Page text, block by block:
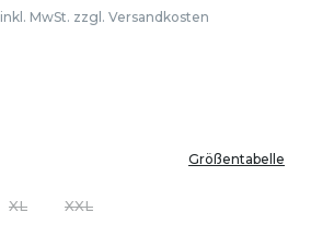
inkl. MwSt. zzgl. Versandkosten
Größentabelle
XL XXL